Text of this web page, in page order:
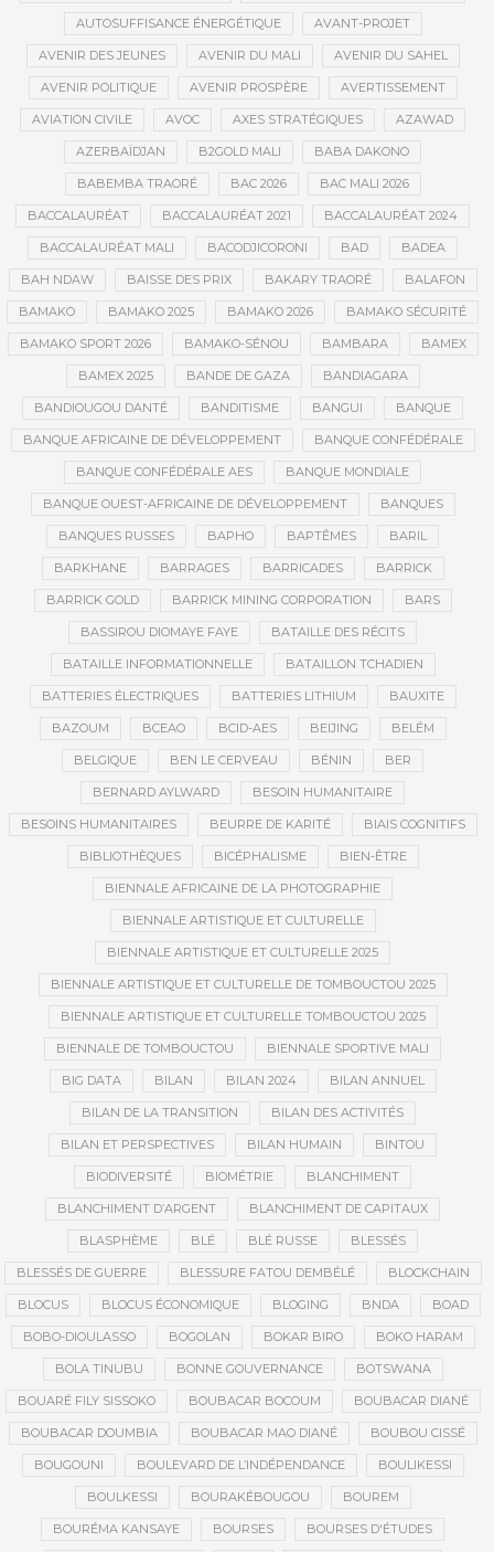
AUTOSUFFISANCE ÉNERGÉTIQUE AVANT-PROJET
AVENIR DES JEUNES AVENIR DU MALI AVENIR DU SAHEL
AVENIR POLITIQUE AVENIR PROSPÈRE AVERTISSEMENT
AVIATION CIVILE AVOC AXES STRATÉGIQUES AZAWAD
AZERBAÏDJAN B2GOLD MALI BABA DAKONO
BABEMBA TRAORÉ BAC 2026 BAC MALI 2026
BACCALAURÉAT BACCALAURÉAT 2021 BACCALAURÉAT 2024
BACCALAURÉAT MALI BACODJICORONI BAD BADEA
BAH NDAW BAISSE DES PRIX BAKARY TRAORÉ BALAFON
BAMAKO BAMAKO 2025 BAMAKO 2026 BAMAKO SÉCURITÉ
BAMAKO SPORT 2026 BAMAKO-SÉNOU BAMBARA BAMEX
BAMEX 2025 BANDE DE GAZA BANDIAGARA
BANDIOUGOU DANTÉ BANDITISME BANGUI BANQUE
BANQUE AFRICAINE DE DÉVELOPPEMENT BANQUE CONFÉDÉRALE
BANQUE CONFÉDÉRALE AES BANQUE MONDIALE
BANQUE OUEST-AFRICAINE DE DÉVELOPPEMENT BANQUES
BANQUES RUSSES BAPHO BAPTÊMES BARIL
BARKHANE BARRAGES BARRICADES BARRICK
BARRICK GOLD BARRICK MINING CORPORATION BARS
BASSIROU DIOMAYE FAYE BATAILLE DES RÉCITS
BATAILLE INFORMATIONNELLE BATAILLON TCHADIEN
BATTERIES ÉLECTRIQUES BATTERIES LITHIUM BAUXITE
BAZOUM BCEAO BCID-AES BEIJING BELÉM
BELGIQUE BEN LE CERVEAU BÉNIN BER
BERNARD AYLWARD BESOIN HUMANITAIRE
BESOINS HUMANITAIRES BEURRE DE KARITÉ BIAIS COGNITIFS
BIBLIOTHÈQUES BICÉPHALISME BIEN-ÊTRE
BIENNALE AFRICAINE DE LA PHOTOGRAPHIE
BIENNALE ARTISTIQUE ET CULTURELLE
BIENNALE ARTISTIQUE ET CULTURELLE 2025
BIENNALE ARTISTIQUE ET CULTURELLE DE TOMBOUCTOU 2025
BIENNALE ARTISTIQUE ET CULTURELLE TOMBOUCTOU 2025
BIENNALE DE TOMBOUCTOU BIENNALE SPORTIVE MALI
BIG DATA BILAN BILAN 2024 BILAN ANNUEL
BILAN DE LA TRANSITION BILAN DES ACTIVITÉS
BILAN ET PERSPECTIVES BILAN HUMAIN BINTOU
BIODIVERSITÉ BIOMÉTRIE BLANCHIMENT
BLANCHIMENT D’ARGENT BLANCHIMENT DE CAPITAUX
BLASPHÈME BLÉ BLÉ RUSSE BLESSÉS
BLESSÉS DE GUERRE BLESSURE FATOU DEMBÉLÉ BLOCKCHAIN
BLOCUS BLOCUS ÉCONOMIQUE BLOGING BNDA BOAD
BOBO-DIOULASSO BOGOLAN BOKAR BIRO BOKO HARAM
BOLA TINUBU BONNE GOUVERNANCE BOTSWANA
BOUARÉ FILY SISSOKO BOUBACAR BOCOUM BOUBACAR DIANÉ
BOUBACAR DOUMBIA BOUBACAR MAO DIANÉ BOUBOU CISSÉ
BOUGOUNI BOULEVARD DE L’INDÉPENDANCE BOULIKESSI
BOULKESSI BOURAKÉBOUGOU BOUREM
BOURÉMA KANSAYE BOURSES BOURSES D'ÉTUDES